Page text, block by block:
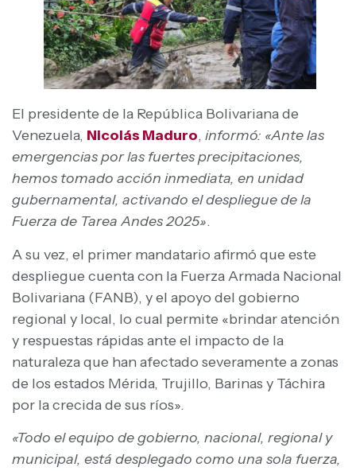
El presidente de la República Bolivariana de
Venezuela, Nicolás Maduro, informó: «Ante las
emergencias por las fuertes precipitaciones,
hemos tomado acción inmediata, en unidad
gubernamental, activando el despliegue de la
Fuerza de Tarea Andes 2025».
A su vez, el primer mandatario afirmó que este
despliegue cuenta con la Fuerza Armada Nacional
Bolivariana (FANB), y el apoyo del gobierno
regional y local, lo cual permite «brindar atención
y respuestas rápidas ante el impacto de la
naturaleza que han afectado severamente a zonas
de los estados Mérida, Trujillo, Barinas y Táchira
por la crecida de sus ríos».
«Todo el equipo de gobierno, nacional, regional y
municipal, está desplegado como una sola fuerza,